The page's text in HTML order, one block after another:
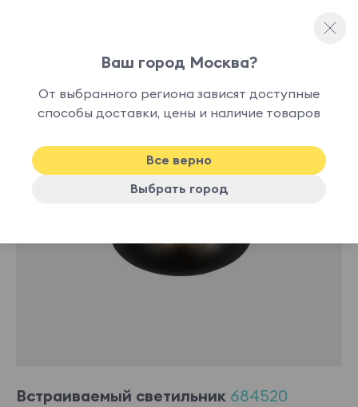
Споты и точечные светильники
наличии
Встраиваемый светильник 684520
Ваш город Москва?
От выбранного региона зависят доступные
способы доставки, цены и наличие товаров
Все верно
Выбрать город